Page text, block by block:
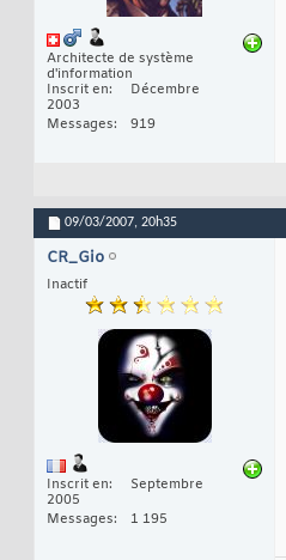
Architecte de système
d'information
Inscrit en
Décembre
2003
Messages
919
09/03/2007, 20h35
CR_Gio
Inactif
Inscrit en
Septembre
2005
Messages
1 195